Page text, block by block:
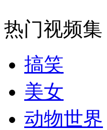
热门视频集
搞笑
美女
动物世界